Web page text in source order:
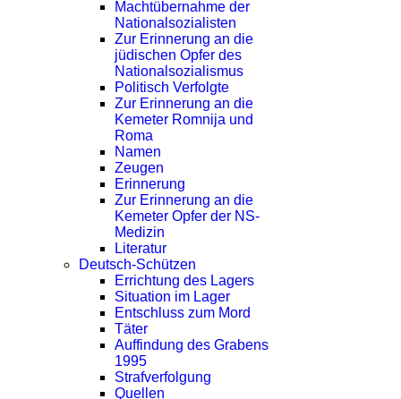
Machtübernahme der
Nationalsozialisten
Zur Erinnerung an die
jüdischen Opfer des
Nationalsozialismus
Politisch Verfolgte
Zur Erinnerung an die
Kemeter Romnija und
Roma
Namen
Zeugen
Erinnerung
Zur Erinnerung an die
Kemeter Opfer der NS-
Medizin
Literatur
Deutsch-Schützen
Errichtung des Lagers
Situation im Lager
Entschluss zum Mord
Täter
Auffindung des Grabens
1995
Strafverfolgung
Quellen